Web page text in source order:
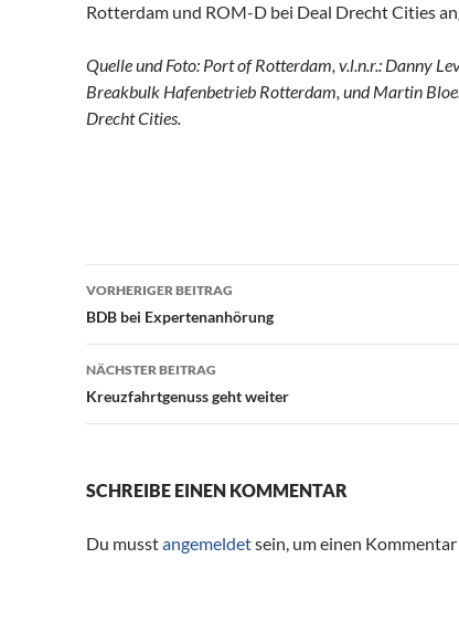
Rotterdam und ROM-D bei Deal Drecht Cities
Quelle und Foto: Port of Rotterdam, v.l.n.r.: Danny
Breakbulk Hafenbetrieb Rotterdam, und Martin
Drecht Cities.
Beitragsnavigation
VORHERIGER BEITRAG
BDB bei Expertenanhörung
NÄCHSTER BEITRAG
Kreuzfahrtgenuss geht weiter
SCHREIBE EINEN KOMMENTAR
Du musstangemeldetsein, um einen